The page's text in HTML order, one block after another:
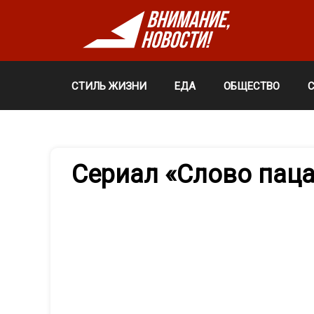
СТИЛЬ ЖИЗНИ ЕДА ОБЩЕСТВО
Сериал «Слово